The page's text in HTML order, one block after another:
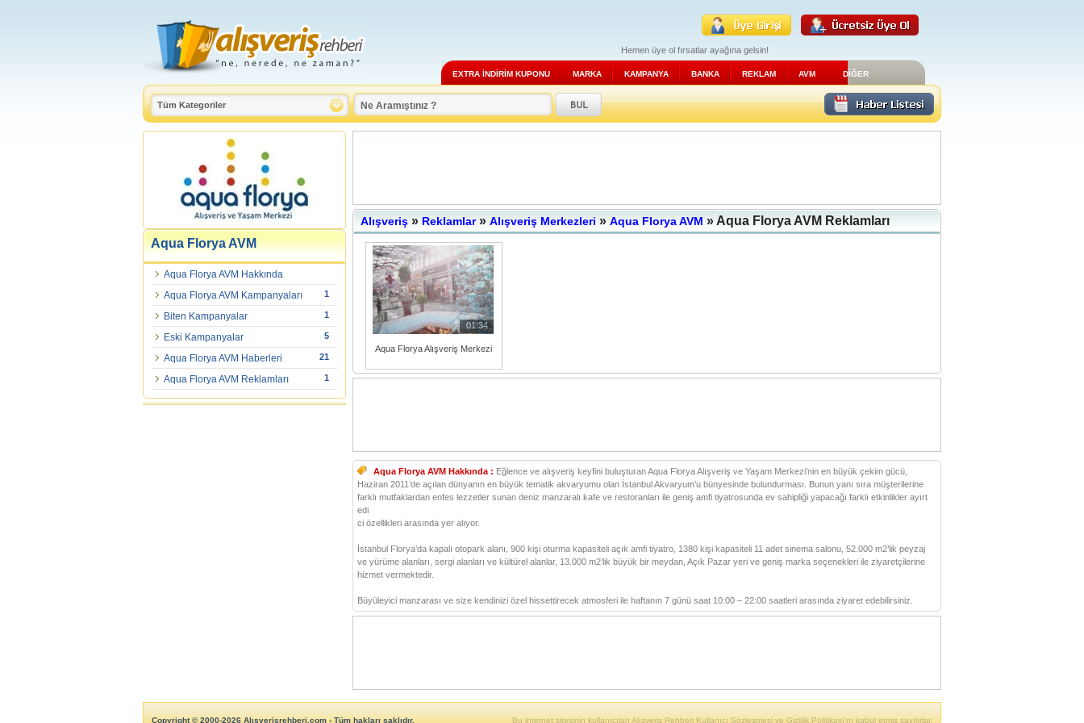
Hemen üye ol fırsatlar ayağına gelsin!
EXTRA İNDİRİM KUPONU MARKA KAMPANYA BANKA REKLAM AVM DİĞER
Aqua Florya AVM
Aqua Florya AVM Hakkında
Aqua Florya AVM Kampanyaları
1
Biten Kampanyalar 1
Eski Kampanyalar 5
Aqua Florya AVM Haberleri 21
Aqua Florya AVM Reklamları 1
Alışveriş » Reklamlar» Alışveriş Merkezleri » Aqua Florya AVM » Aqua Florya AVM Reklamları
Aqua Florya Alışveriş Merkezi
01:34
Aqua Florya AVM Hakkında : Eğlence ve alışveriş keyfini buluşturan Aqua Florya Alışveriş ve Yaşam Merkezi’nin en büyük çekim gücü,
Haziran 2011’de açılan dünyanın en büyük tematik akvaryumu olan İstanbul Akvaryum’u bünyesinde bulundurması. Bunun yanı sıra müşterilerine
farklı mutfaklardan enfes lezzetler sunan deniz manzaralı kafe ve restoranları ile geniş amfi tiyatrosunda ev sahipliği yapacağı farklı etkinlikler ayırt
edi
ci özellikleri arasında yer alıyor.
İstanbul Florya’da kapalı otopark alanı, 900 kişi oturma kapasiteli açık amfi tiyatro, 1380 kişi kapasiteli 11 adet sinema salonu, 52.000 m2’lik peyzaj
ve yürüme alanları, sergi alanları ve kültürel alanlar, 13.000 m2’lik büyük bir meydan, Açık Pazar yeri ve geniş marka seçenekleri ile ziyaretçilerine
hizmet vermektedir.
Büyüleyici manzarası ve size kendinizi özel hissettirecek atmosferi ile haftanın 7 günü saat 10:00 – 22:00 saatleri arasında ziyaret edebilirsiniz.
Copyright © 2000-2026 Alışverişrehberi.com - Tüm hakları saklıdır. Bu internet sitesinin kullanıcıları Alışveriş Rehberi Kullanıcı Sözleşmesi ve Gizlilik Politikası'nı kabul etmiş sayılırlar.